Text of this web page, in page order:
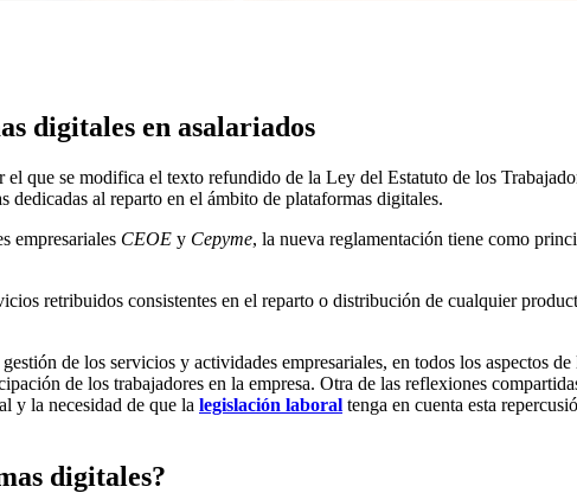
digitales en asalariados
el que se modifica el texto refundido de la Ley del Estatuto de los
dedicadas al reparto en el ámbito de plataformas digitales.
empresariales CEOE y Cepyme, la nueva reglamentación tiene como
retribuidos consistentes en el reparto o distribución de cualquier
de los servicios y actividades empresariales, en todos los aspectos de
de los trabajadores en la empresa. Otra de las reflexiones
y la necesidad de que la legislación laboral tenga en cuenta esta
digitales?